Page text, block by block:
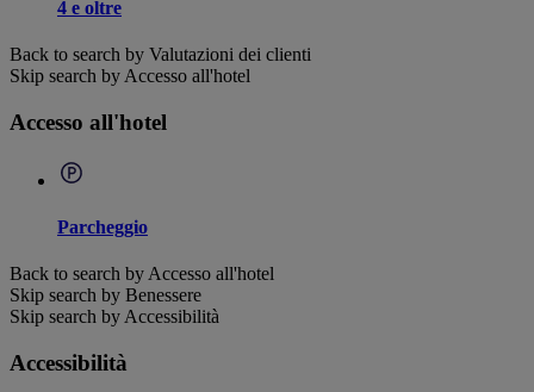
4 e oltre
Back to search by Valutazioni dei clienti
Skip search by Accesso all'hotel
Accesso all'hotel
Parcheggio
Back to search by Accesso all'hotel
Skip search by Benessere
Skip search by Accessibilità
Accessibilità